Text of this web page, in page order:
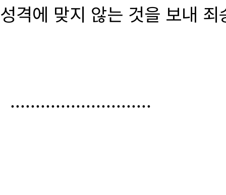
성격에 맞지 않는 것을 보내
............................